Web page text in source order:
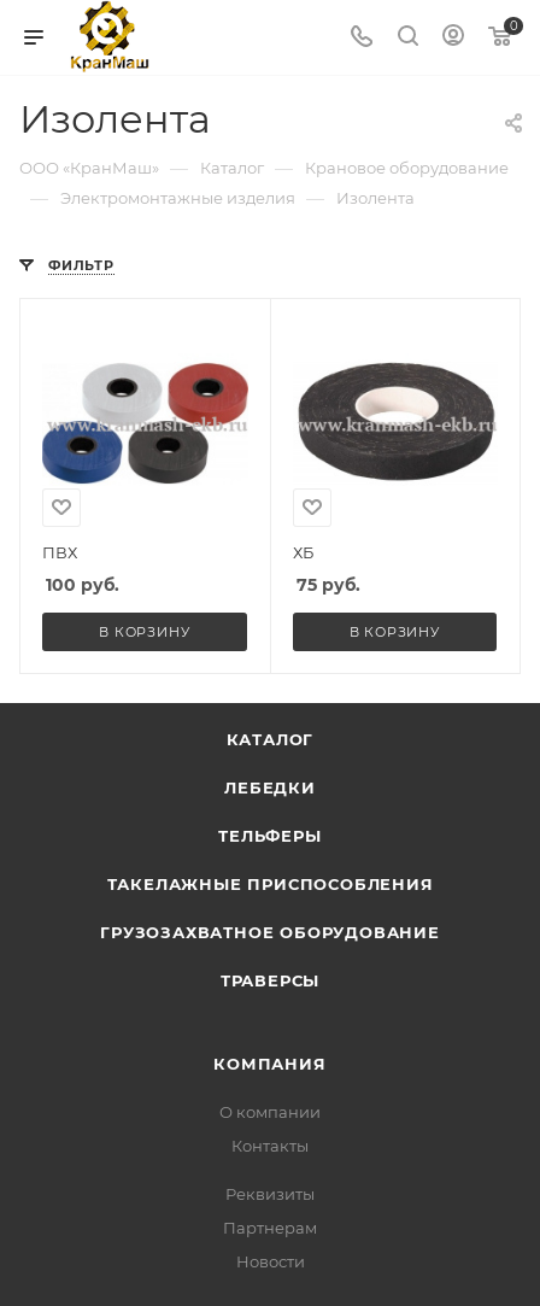
0
Изолента
ООО «КранМаш» — Каталог — Крановое оборудование
— Электромонтажные изделия — Изолента
ФИЛЬТР
ПВХ
100 руб.
В КОРЗИНУ
ХБ
75руб.
В КОРЗИНУ
КАТАЛОГ
ЛЕБЕДКИ
ТЕЛЬФЕРЫ
ТАКЕЛАЖНЫЕ ПРИСПОСОБЛЕНИЯ
ГРУЗОЗАХВАТНОЕ ОБОРУДОВАНИЕ
ТРАВЕРСЫ
КОМПАНИЯ
О компании
Контакты
Реквизиты
Партнерам
Новости